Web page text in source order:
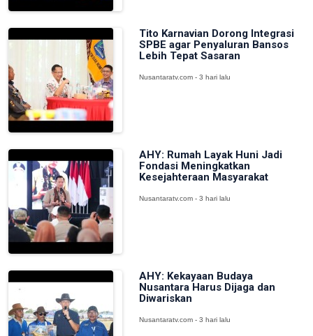
Tito Karnavian Dorong Integrasi
SPBE agar Penyaluran Bansos
Lebih Tepat Sasaran
Nusantaratv.com - 3 hari lalu
AHY: Rumah Layak Huni Jadi
Fondasi Meningkatkan
Kesejahteraan Masyarakat
Nusantaratv.com - 3 hari lalu
AHY: Kekayaan Budaya
Nusantara Harus Dijaga dan
Diwariskan
Nusantaratv.com - 3 hari lalu